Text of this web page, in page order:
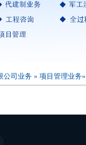
公司业务 » 项目管理业务»